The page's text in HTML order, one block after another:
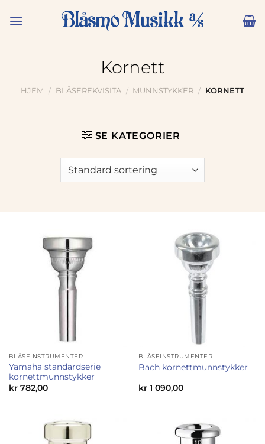
Kornett
HJEM / BLÅSEREKVISITA / MUNNSTYKKER / KORNETT
SE KATEGORIER
BLÅSEINSTRUMENTER
Yamaha standardserie
kornettmunnstykker
kr782,00
BLÅSEINSTRUMENTER
Bach kornettmunnstykker
kr1 090,00